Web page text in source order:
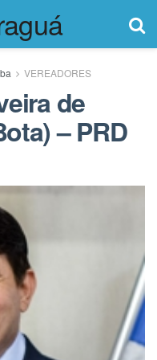
VEREADORES
de
– PRD